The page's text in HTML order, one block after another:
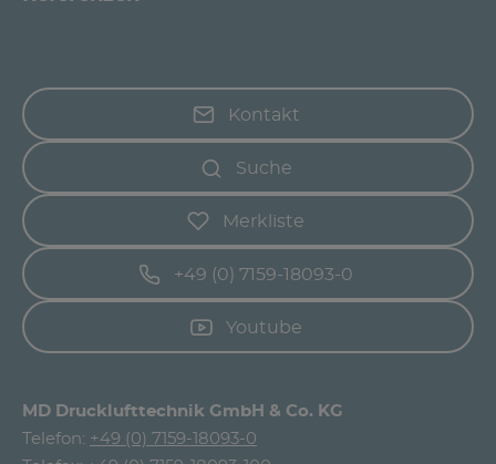
Kontakt
Suche
Merkliste
+49 (0) 7159-18093-0
Youtube
MD Drucklufttechnik GmbH & Co. KG
Telefon: +49 (0) 7159-18093-0